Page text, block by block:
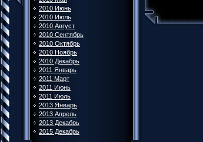
2010 Июнь
2010 Июль
2010 Август
2010 Сентябрь
2010 Октябрь
2010 Ноябрь
2010 Декабрь
2011 Январь
2011 Март
2011 Июнь
2011 Июль
2013 Январь
2013 Апрель
2013 Декабрь
2015 Декабрь